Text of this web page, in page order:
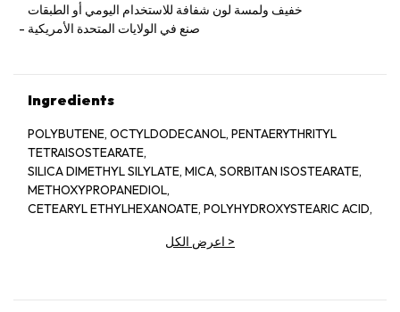
خفيف ولمسة لون شفافة للاستخدام اليومي أو الطبقات
صنع في الولايات المتحدة الأمريكية
Ingredients
POLYBUTENE, OCTYLDODECANOL, PENTAERYTHRITYL
TETRAISOSTEARATE,
SILICA DIMETHYL SILYLATE, MICA, SORBITAN ISOSTEARATE,
METHOXYPROPANEDIOL,
CETEARYL ETHYLHEXANOATE, POLYHYDROXYSTEARIC ACID,
CAPRYLYL GLYCOL, 1,2-HEXANEDIOL, VANILLYL BUTYL
اعرض الكل >